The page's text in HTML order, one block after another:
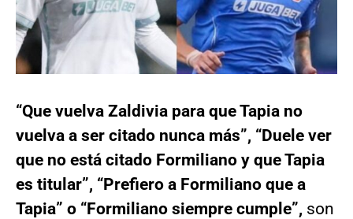
“Que vuelva Zaldivia para que Tapia no
vuelva a ser citado nunca más”, “Duele ver
que no está citado Formiliano y que Tapia
es titular”, “Prefiero a Formiliano que a
Tapia” o “Formiliano siempre cumple”, son